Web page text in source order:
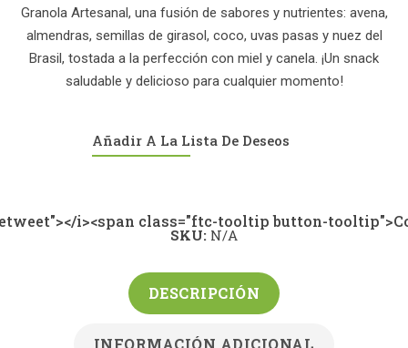
precios:
desde
$6,200.00
hasta
$35,300.00
Granola Artesanal, una fusión de sabores y nutrientes: avena,
almendras, semillas de girasol, coco, uvas pasas y nuez del
Brasil, tostada a la perfección con miel y canela. ¡Un snack
saludable y delicioso para cualquier momento!
Añadir A La Lista De Deseos
i><span class="ftc-tooltip button-
SKU: N/A
DESCRIPCIÓN
INFORMACIÓN ADICIONAL